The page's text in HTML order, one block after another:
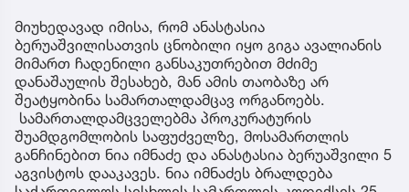
მიუხედავად იმისა, რომ ანასტასია
ბერუაშვილისათვის ცნობილი იყო გიგა ავალიანის
მიმართ ჩადენილი განსაკუთრებით მძიმე
დანაშაულის შესახებ, მან ამის თაობაზე არ
შეატყობინა სამართალდამცავ ორგანოებს.
სამართალდამცველებმა პროკურატურის
შუამდგომლობის საფუძველზე, მოსამართლის
განჩინებით ნია იმნაძე და ანასტასია ბერუაშვილი 5
აგვისტოს დააკავეს. ნია იმნაძეს ბრალდება